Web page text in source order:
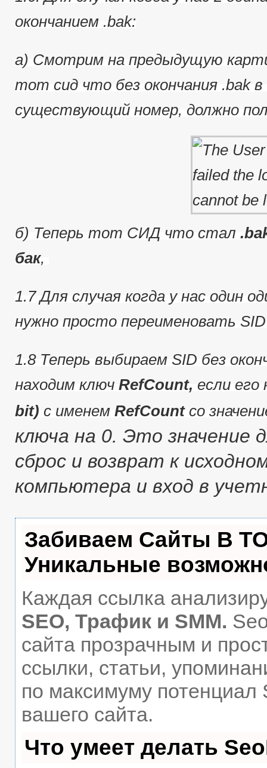
окончанием .bak:
a) Смотрим на предыдущую
тот сид что без окончания .bak
существующий номер, должно
б) Теперь тот СИД что стал
бак,
1.7 Для случая когда у нас один
нужно просто переименовать
1.8 Теперь выбираем SID без
находим ключ RefCount, если
bit) с именем RefCountсо
ключа на 0. Это значение
сброс и возврат к
компьютера и вход в
Забиваем Сайты В
Уникальные
Каждая ссылка
SEO, Трафик и SMM.
сайта прозрачным и
ссылки, статьи,
по максимуму
вашего сайта.
Что умеет делать